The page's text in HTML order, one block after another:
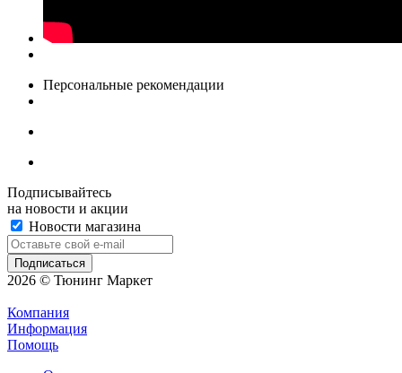
Персональные рекомендации
Подписывайтесь
на новости и акции
Новости магазина
2026 © Тюнинг Маркет
Компания
Информация
Помощь